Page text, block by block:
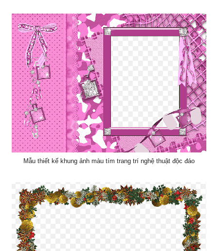
Mẫu thiết kế khung ảnh màu tím trang trí nghệ thuật độc đáo